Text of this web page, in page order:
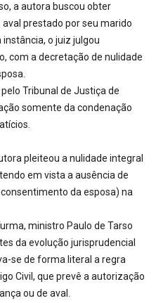
a autora buscou obter
prestado por seu marido
o juiz julgou
com a decretação de nulidade
Tribunal de Justiça de
somente da condenação
pleiteou a nulidade integral
em vista a ausência de
da esposa) na
ministro Paulo de Tarso
da evolução jurisprudencial
se de forma literal a regra
Civil, que prevê a autorização
ou de aval.